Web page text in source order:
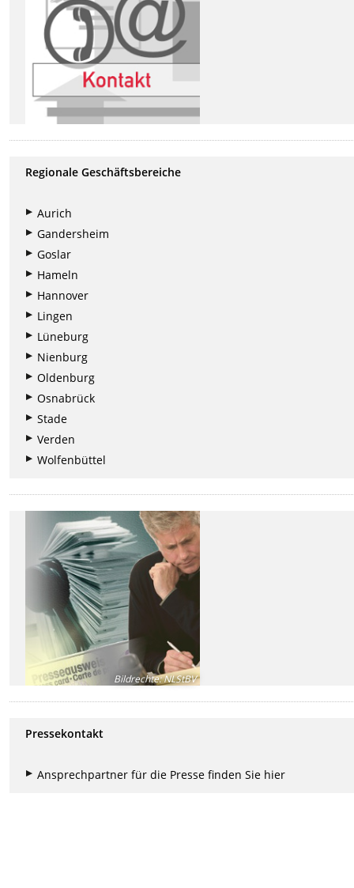
Regionale Geschäftsbereiche
Aurich
Gandersheim
Goslar
Hameln
Hannover
Lingen
Lüneburg
Nienburg
Oldenburg
Osnabrück
Stade
Verden
Wolfenbüttel
Bildrechte:NLStBV
Pressekontakt
Ansprechpartner für die Presse finden Sie hier